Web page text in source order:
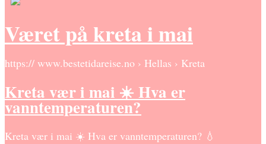
Været på kreta i mai
https:// www.bestetidareise.no › Hellas › Kreta
Kreta vær i mai ☀️ Hva er
vanntemperaturen?
Kreta vær i mai ☀️ Hva er vanntemperaturen? 💧